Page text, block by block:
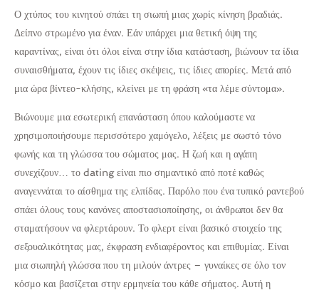
Ο χτύπος του κινητού σπάει τη σιωπή μιας χωρίς κίνηση βραδιάς.
Δείπνο στρωμένο για έναν. Εάν υπάρχει μια θετική όψη της
καραντίνας, είναι ότι όλοι είναι στην ίδια κατάσταση, βιώνουν τα ίδια
συναισθήματα, έχουν τις ίδιες σκέψεις, τις ίδιες απορίες. Μετά από
μια ώρα βίντεο-κλήσης, κλείνει με τη φράση «τα λέμε σύντομα».
Βιώνουμε μια εσωτερική επανάσταση όπου καλούμαστε να
χρησιμοποιήσουμε περισσότερο χαμόγελο, λέξεις με σωστό τόνο
φωνής και τη γλώσσα του σώματος μας. Η ζωή και η αγάπη
συνεχίζουν… το dating είναι πιο σημαντικό από ποτέ καθώς
αναγεννάται το αίσθημα της ελπίδας. Παρόλο που ένα τυπικό ραντεβού
σπάει όλους τους κανόνες αποστασιοποίησης, οι άνθρωποι δεν θα
σταματήσουν να φλερτάρουν. Το φλερτ είναι βασικό στοιχείο της
σεξουαλικότητας μας, έκφραση ενδιαφέροντος και επιθυμίας. Είναι
μια σιωπηλή γλώσσα που τη μιλούν άντρες – γυναίκες σε όλο τον
κόσμο και βασίζεται στην ερμηνεία του κάθε σήματος. Αυτή η